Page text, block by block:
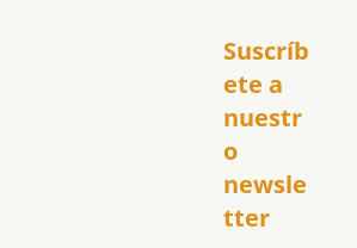
Suscríb
ete a
nuestr
o
newsle
tter